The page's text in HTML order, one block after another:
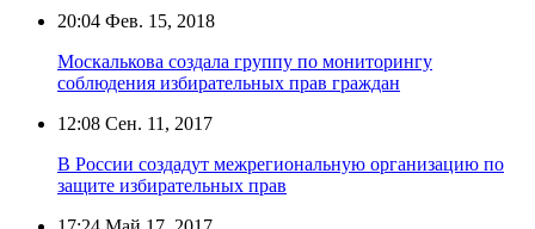
20:04 Фев. 15, 2018
Москалькова создала группу по мониторингу
соблюдения избирательных прав граждан
12:08 Сен. 11, 2017
В России создадут межрегиональную организацию по
защите избирательных прав